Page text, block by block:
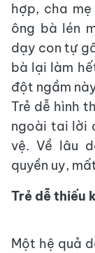
hợp, cha
ông bà lén
dạy con tự
bà lại làm
đột ngầm
Trẻ dễ hình
ngoài tai lời
vệ. Về lâu
quyền uy,
Trẻ dễ thiếu
Một hệ quả